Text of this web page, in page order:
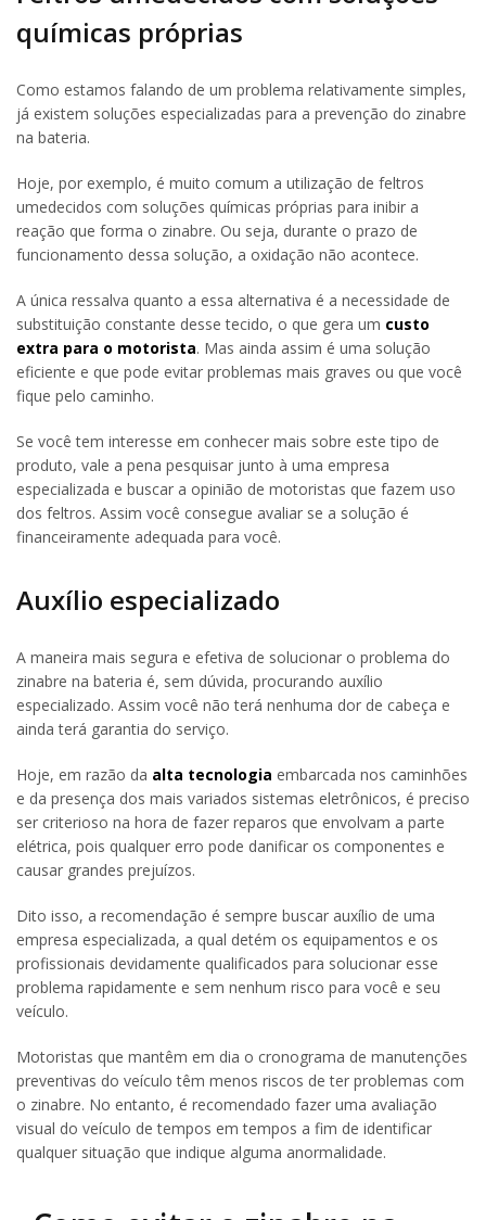
químicas próprias
Como estamos falando de um problema relativamente simples,
já existem soluções especializadas para a prevenção do zinabre
na bateria.
Hoje, por exemplo, é muito comum a utilização de feltros
umedecidos com soluções químicas próprias para inibir a
reação que forma o zinabre. Ou seja, durante o prazo de
funcionamento dessa solução, a oxidação não acontece.
A única ressalva quanto a essa alternativa é a necessidade de
substituição constante desse tecido, o que gera um custo
extra para o motorista. Mas ainda assim é uma solução
eficiente e que pode evitar problemas mais graves ou que você
fique pelo caminho.
Se você tem interesse em conhecer mais sobre este tipo de
produto, vale a pena pesquisar junto à uma empresa
especializada e buscar a opinião de motoristas que fazem uso
dos feltros. Assim você consegue avaliar se a solução é
financeiramente adequada para você.
Auxílio especializado
A maneira mais segura e efetiva de solucionar o problema do
zinabre na bateria é, sem dúvida, procurando auxílio
especializado. Assim você não terá nenhuma dor de cabeça e
ainda terá garantia do serviço.
Hoje, em razão da alta tecnologia embarcada nos caminhões
e da presença dos mais variados sistemas eletrônicos, é preciso
ser criterioso na hora de fazer reparos que envolvam a parte
elétrica, pois qualquer erro pode danificar os componentes e
causar grandes prejuízos.
Dito isso, a recomendação é sempre buscar auxílio de uma
empresa especializada, a qual detém os equipamentos e os
profissionais devidamente qualificados para solucionar esse
problema rapidamente e sem nenhum risco para você e seu
veículo.
Motoristas que mantêm em dia o cronograma de manutenções
preventivas do veículo têm menos riscos de ter problemas com
o zinabre. No entanto, é recomendado fazer uma avaliação
visual do veículo de tempos em tempos a fim de identificar
qualquer situação que indique alguma anormalidade.